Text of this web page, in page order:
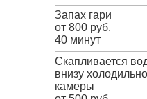
Запах гари
от 800 руб.
40 минут
Скапливается
внизу
камеры